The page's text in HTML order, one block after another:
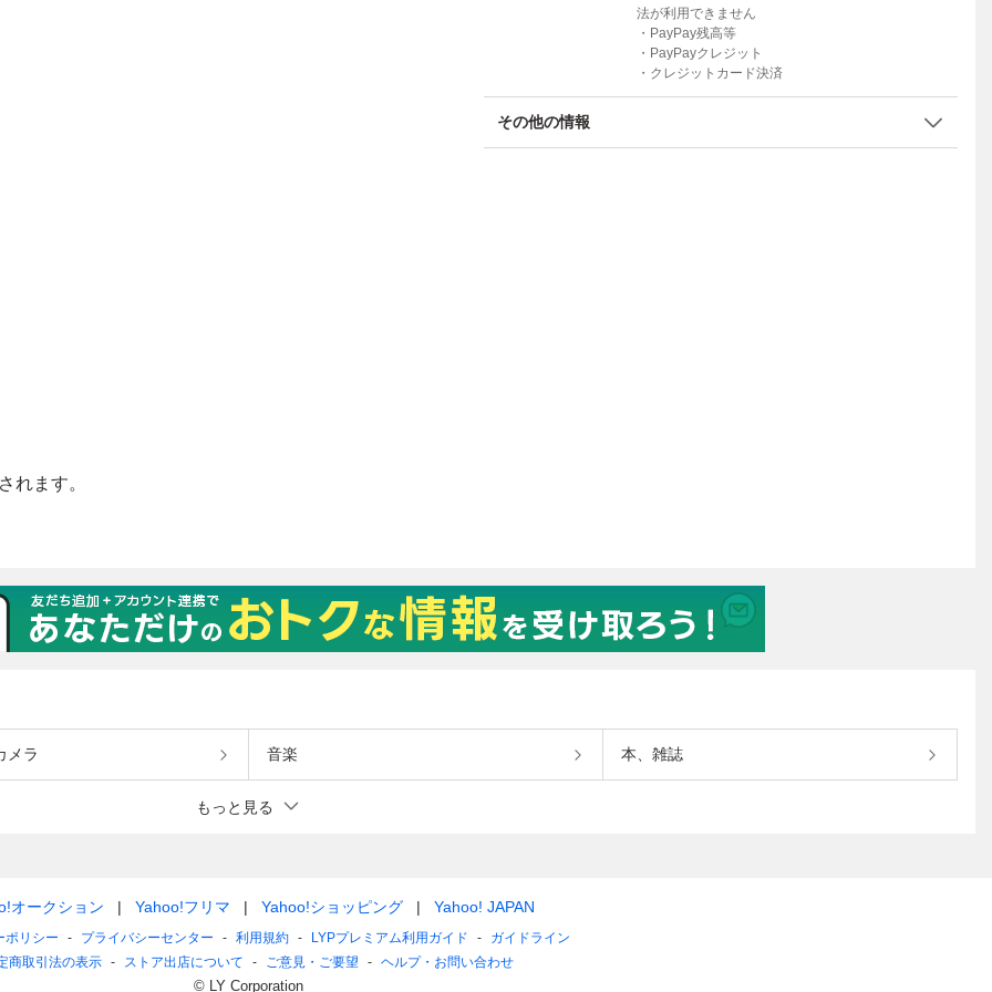
法が利用できません
・PayPay残高等
・PayPayクレジット
・クレジットカード決済
その他の情報
メラ 音楽 本、雑誌
もっと見る
オークション Yahoo!フリマ Yahoo!ショッピング Yahoo! JAPAN
ポリシー プライバシーセンター 利用規約 LYPプレミアム利用ガイド
ガイドライン
商取引法の表示
ストア出店について ご意見・ご要望 ヘルプ・お問い合わせ
© LY Corporation